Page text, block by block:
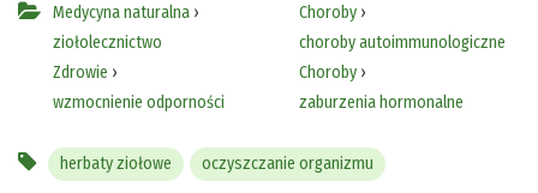
Medycyna naturalna ›
ziołolecznictwo
Zdrowie ›
wzmocnienie odporności
Choroby›
choroby autoimmunologiczne
Choroby›
zaburzenia hormonalne
herbaty ziołowe oczyszczanie organizmu